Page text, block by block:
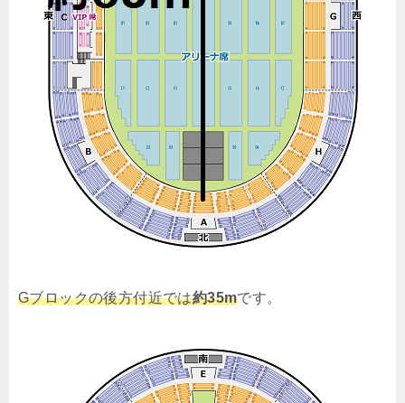
Gブロックの後方付近では約35mです。